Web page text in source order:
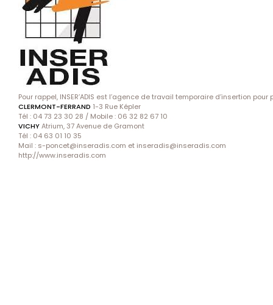
Pour rappel, INSER’ADIS est l’agence de travail temporaire d’insertion
CLERMONT-FERRAND 1-3 Rue Képler
Tél : 04 73 23 30 28 / Mobile : 06 32 82 67 10
VICHYAtrium, 37 Avenue de Gramont
Tél : 04 63 01 10 35
Mail : s-poncet@inseradis.com et inseradis@inseradis.com
http://www.inseradis.com